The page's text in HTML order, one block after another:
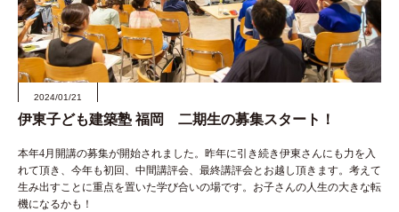
2024/01/21
伊東子ども建築塾 福岡 二期生の募集スタート！
本年4月開講の募集が開始されました。昨年に引き続き伊東さんにも力を入
れて頂き、今年も初回、中間講評会、最終講評会とお越し頂きます。考えて
生み出すことに重点を置いた学び合いの場です。お子さんの人生の大きな転
機になるかも！